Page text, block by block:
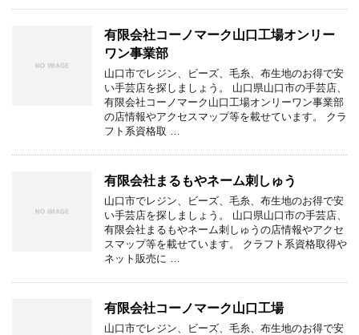
有限会社コーノマーク山口工場オンリー
ワン事業部
山口市でレジン、ビーズ、毛糸、布生地のお得で安
い手芸店を探しましょう。 山口県山口市の手芸店、
有限会社コーノマーク山口工場オンリーワン事業部
の店情報やアクセスマップ等を載せています。 クラ
フト系資格取 …
有限会社まるもやネーム刺しゅう
山口市でレジン、ビーズ、毛糸、布生地のお得で安
い手芸店を探しましょう。 山口県山口市の手芸店、
有限会社まるもやネーム刺しゅうの店情報やアクセ
スマップ等を載せています。 クラフト系資格取得や
ネット販売に …
有限会社コーノマーク山口工場
山口市でレジン、ビーズ、毛糸、布生地のお得で安